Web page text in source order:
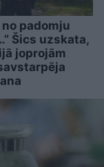
padomju
Šics uzskata,
joprojām